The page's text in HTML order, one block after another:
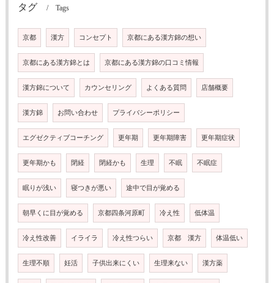
タグ Tags
京都 漢方 コンセプト 京都にある漢方錦の想い
京都にある漢方錦とは 京都にある漢方錦の口コミ情報
漢方錦について カウンセリング よくある質問 店舗概要
漢方錦 お問い合わせ プライバシーポリシー
エグゼクティブコーチング 更年期 更年期障害 更年期症状
更年期かも 閉経 閉経かも 生理 不眠 不眠症
眠りが浅い 寝つきが悪い 途中で目が覚める
朝早くに目が覚める 京都四条河原町 冷え性 低体温
冷え性改善 イライラ 冷え性つらい 京都 漢方 体温低い
生理不順 妊活 子供出来にくい 生理来ない 漢方薬